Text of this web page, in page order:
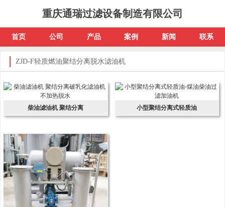
重庆通瑞过滤设备制造有限公司
首页 公司 产品 案例 新闻 联系
ZJD-F轻质燃油聚结分离脱水滤油机
柴油滤油机 聚结分离 小型聚结分离式轻质油